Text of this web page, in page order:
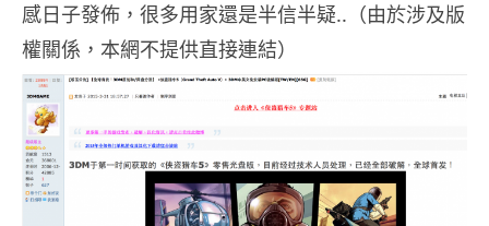
感日子發佈，很多用家還是半信半疑..（由於涉及版
權關係，本網不提供直接連結）